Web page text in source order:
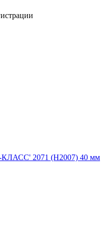
2071 (H2007) 40 мм